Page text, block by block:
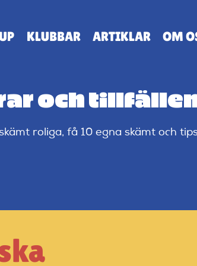
KLUBBAR ARTIKLAR OM
och
roliga, få 10 egna skämt och